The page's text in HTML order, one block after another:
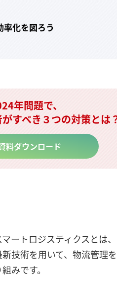
率化を図ろう
年問題で、
すべき３つの対策とは
料ダウンロード
マートロジスティクスとは
新技術を用いて、物流管理
組みです。